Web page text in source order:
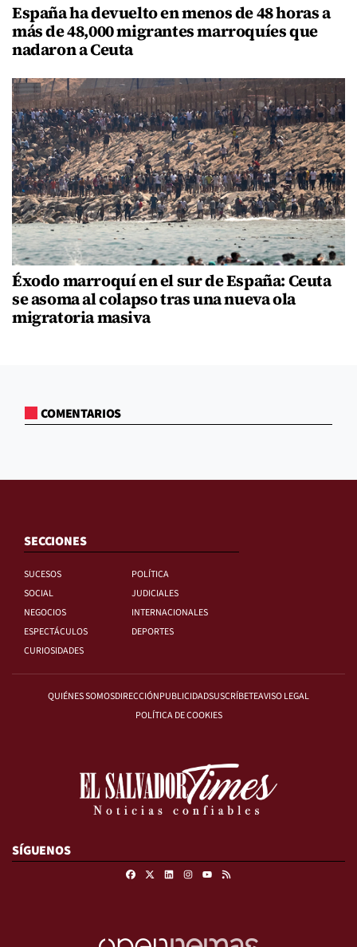
España ha devuelto en menos de 48 horas a
más de 48,000 migrantes marroquíes que
nadaron a Ceuta
Éxodo marroquí en el sur de España: Ceuta
se asoma al colapso tras una nueva ola
migratoria masiva
COMENTARIOS
SECCIONES
SUCESOS
POLÍTICA
SOCIAL
JUDICIALES
NEGOCIOS
INTERNACIONALES
ESPECTÁCULOS
DEPORTES
CURIOSIDADES
QUIÉNES SOMOSDIRECCIÓNPUBLICIDADSUSCRÍBETEAVISO LEGAL
POLÍTICA DE COOKIES
SÍGUENOS
FacebookLinkedinInstagram